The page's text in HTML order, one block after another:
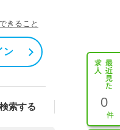
きること
ン
索する 0